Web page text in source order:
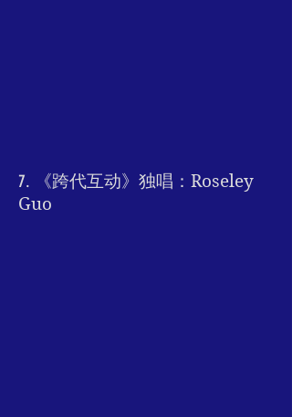
7. 《跨代互动》独唱： Roseley
Guo